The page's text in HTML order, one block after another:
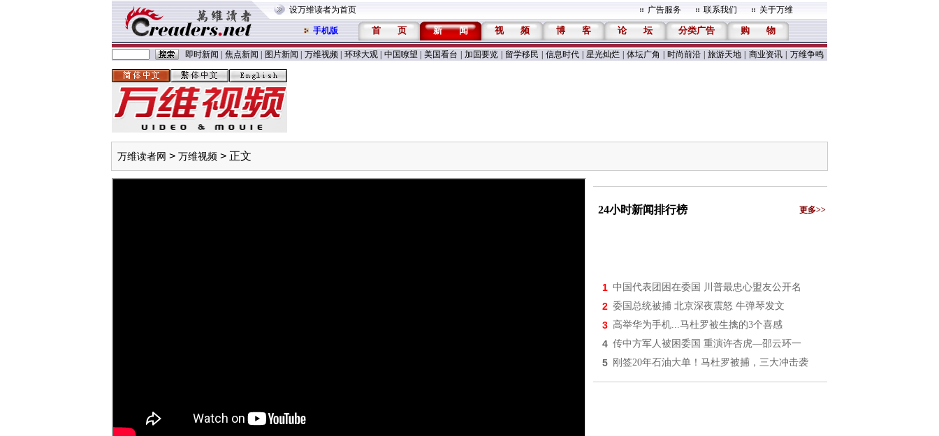
设万维读者为首页 广告服务 联系我们 关于万维
手机版 首 页 新 闻 视 频 博 客 论 坛 分类广告 购 物
即时新闻 焦点新闻 图片新闻 万维视频 环球大观 中国嘹望 美国看台 加国要览 留学移民 信息时代 星光灿烂 体坛广角 时尚前沿 旅游天地 商业资讯 万维争鸣
万维读者网 > 万维视频 > 正文
24小时新闻排行榜 更多>>
1 中国代表团困在委国 川普最忠心盟友公开名
2 委国总统被捕 北京深夜震怒 牛弹琴发文
3 高举华为手机...马杜罗被生擒的3个喜感
4 传中方军人被困委国 重演许杏虎—邵云环一
5 刚签20年石油大单！马杜罗被捕，三大冲击袭